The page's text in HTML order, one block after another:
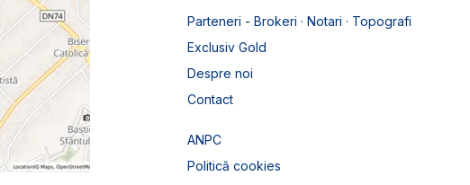
Parteneri - Brokeri · Notari · Topografi
Exclusiv Gold
Despre noi
Contact
ANPC
Politică cookies